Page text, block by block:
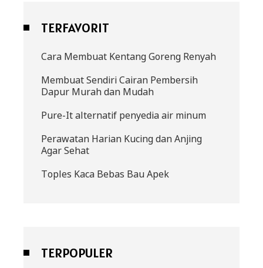
TERFAVORIT
Cara Membuat Kentang Goreng Renyah
Membuat Sendiri Cairan Pembersih
Dapur Murah dan Mudah
Pure-It alternatif penyedia air minum
Perawatan Harian Kucing dan Anjing
Agar Sehat
Toples Kaca Bebas Bau Apek
TERPOPULER